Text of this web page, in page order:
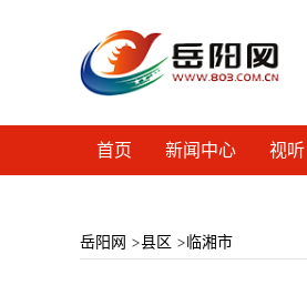
首页 新闻中心 视听
岳阳网 >县区 >临湘市